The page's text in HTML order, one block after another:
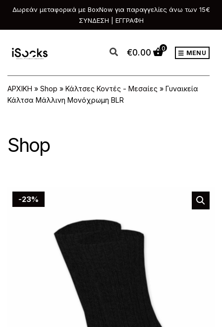
Δωρεάν μεταφορικά με BoxNow για παραγγελίες άνω των 15€
ΣΥΝΔΕΣΗ | ΕΓΓΡΑΦΗ
€0.00 0
MENU
ΑΡΧΙΚΗ » Shop » Κάλτσες Κοντές - Μεσαίες » Γυναικεία
Κάλτσα Μάλλινη Μονόχρωμη BLR
Shop
-23%